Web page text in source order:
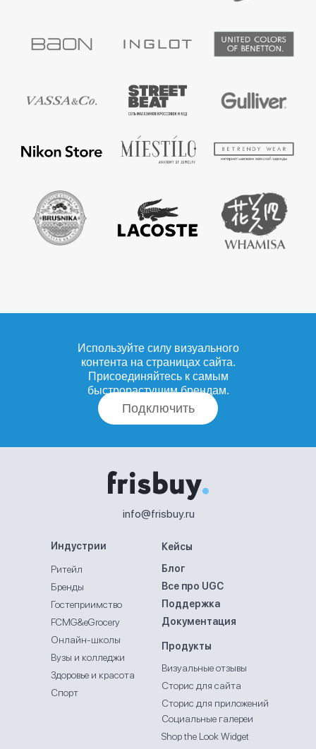
Используйте силу визуального
контента на страницах сайта.
Присоединяйтесь к самым
быстрорастущим брендам.
Подключить
Сторис для приложений
Визуальные отзывы
info@frisbuy.ru
Сторис для сайта
Поддержка
Документация
Блог
Кейсы
Индустрии
Продукты
Ритейл
Бренды
Гостеприимство
FCMG&eGrocery
Онлайн-школы
Здоровье и красота
Спорт
Вузы и колледжи
Все про UGC
Социальные галереи
Shop the Look Widget